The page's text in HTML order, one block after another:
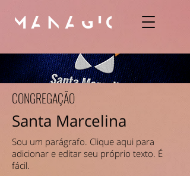
CONGREGAÇÃO
Santa Marcelina
Sou um parágrafo. Clique aqui para
adicionar e editar seu próprio texto. É
fácil.